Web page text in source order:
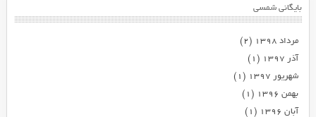
بایگانی شمسی
مرداد ۱۳۹۸
(۲)
آذر ۱۳۹۷
(۱)
شهریور ۱۳۹۷
(۱)
بهمن ۱۳۹۶
(۱)
آبان ۱۳۹۶
(۱)